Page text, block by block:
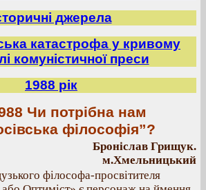
джерела
катастрофа у кривому
комуністичної преси
1988 рік
Чи потрібна нам
філософія”?
Броніслав Грищук.
м.Хмельницький
філософа-просвітителя